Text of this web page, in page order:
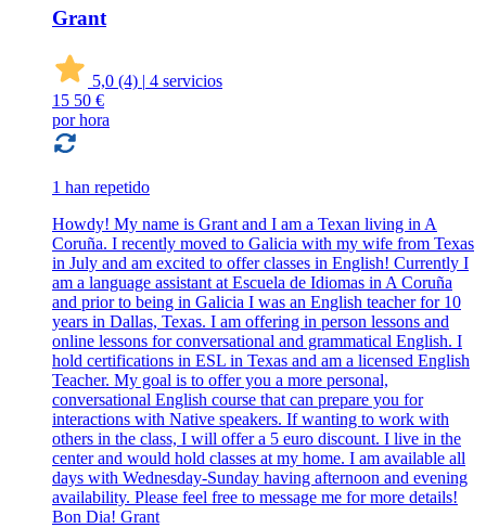
Grant
5,0 (4) | 4 servicios
15 50 €
por hora
1 han repetido
Howdy! My name is Grant and I am a Texan living in A
Coruña. I recently moved to Galicia with my wife from Texas
in July and am excited to offer classes in English! Currently I
am a language assistant at Escuela de Idiomas in A Coruña
and prior to being in Galicia I was an English teacher for 10
years in Dallas, Texas. I am offering in person lessons and
online lessons for conversational and grammatical English. I
hold certifications in ESL in Texas and am a licensed English
Teacher. My goal is to offer you a more personal,
conversational English course that can prepare you for
interactions with Native speakers. If wanting to work with
others in the class, I will offer a 5 euro discount. I live in the
center and would hold classes at my home. I am available all
days with Wednesday-Sunday having afternoon and evening
availability. Please feel free to message me for more details!
Bon Dia! Grant